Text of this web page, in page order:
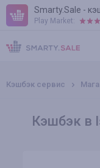
Smarty.Sale -
Play Market:
ПРАВИЛА
ПЛАГИНЫ
Кэшбэк сервис
Кэшбэк в